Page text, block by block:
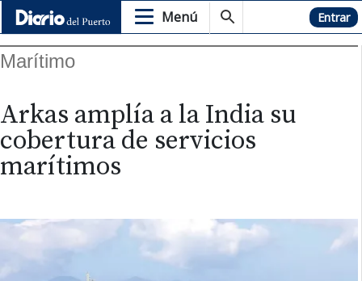
Menú Hemeroteca Entrar
Marítimo
Arkas amplía a la India su
cobertura de servicios
marítimos